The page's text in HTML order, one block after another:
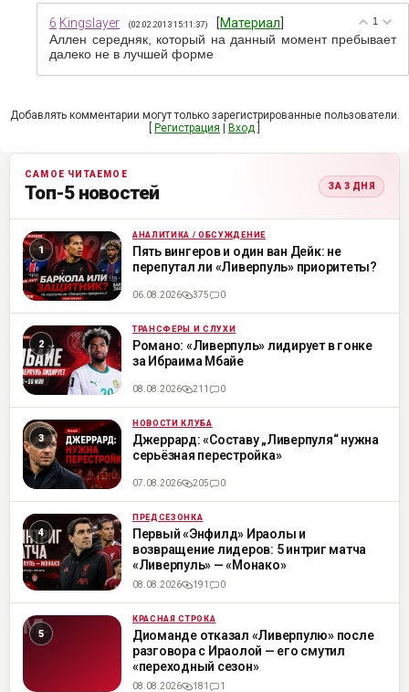
1
6 Kingslayer (02.02.2013 15:11:37) [Материал
Аллен середняк, который на данный момент пребывает
далеко не в лучшей форме
Добавлять комментарии могут только зарегистрированные пользователи.
Регистрация Вход
САМОЕ ЧИТАЕМОЕ
Топ-5 новостей ЗА 3 ДНЯ
ML АНАЛИТИКА / ОБСУЖДЕНИЕ
Пять вингеров и один ван Дейк: не
перепутал ли «Ливерпуль» приоритеты?
06.08.2026 375 0
ML ТРАНСФЕРЫ И СЛУХИ
Романо: «Ливерпуль» лидирует в гонке
за Ибраима Мбайе
08.08.2026 211 0
ML НОВОСТИ КЛУБА
Джеррард: «Составу „Ливерпуля“ нужна
серьёзная перестройка»
07.08.2026 205 0
ML ПРЕДСЕЗОНКА
Первый «Энфилд» Ираолы и
возвращение лидеров: 5 интриг матча
«Ливерпуль» — «Монако»
08.08.2026 191 0
ML КРАСНАЯ СТРОКА
Диоманде отказал «Ливерпулю» после
разговора с Ираолой — его смутил
«переходный сезон»
08.08.2026 181 1